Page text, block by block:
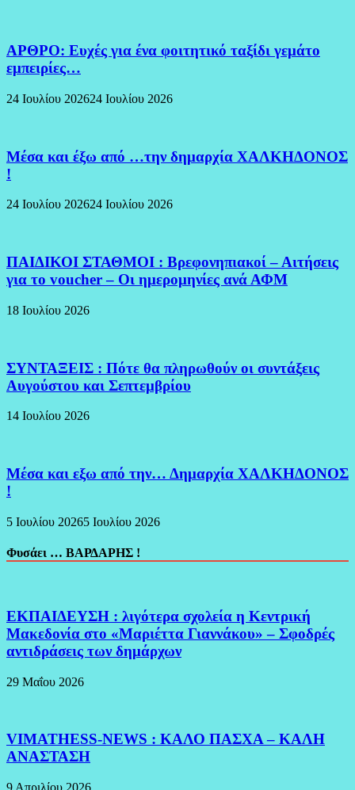
ΑΡΘΡΟ: Ευχές για ένα φοιτητικό ταξίδι γεμάτο
εμπειρίες…
24 Ιουλίου 202624 Ιουλίου 2026
Μέσα και έξω από …την δημαρχία ΧΑΛΚΗΔΟΝΟΣ
!
24 Ιουλίου 202624 Ιουλίου 2026
ΠΑΙΔΙΚΟΙ ΣΤΑΘΜΟΙ : Βρεφονηπιακοί – Αιτήσεις
για το voucher – Οι ημερομηνίες ανά ΑΦΜ
18 Ιουλίου 2026
ΣΥΝΤΑΞΕΙΣ : Πότε θα πληρωθούν οι συντάξεις
Αυγούστου και Σεπτεμβρίου
14 Ιουλίου 2026
Μέσα και εξω από την… Δημαρχία ΧΑΛΚΗΔΟΝΟΣ
!
5 Ιουλίου 20265 Ιουλίου 2026
Φυσάει … ΒΑΡΔΑΡΗΣ !
ΕΚΠΑΙΔΕΥΣΗ : λιγότερα σχολεία η Κεντρική
Μακεδονία στο «Μαριέττα Γιαννάκου» – Σφοδρές
αντιδράσεις των δημάρχων
29 Μαΐου 2026
VIMATHESS-NEWS : ΚΑΛΟ ΠΑΣΧΑ – ΚΑΛΗ
ΑΝΑΣΤΑΣΗ